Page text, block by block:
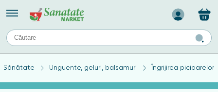
Назад
TIPURI DE TEN
Produse pentru ten mixt
Ten problematic
Sănătate Unguente, geluri, balsamuri Îngrijirea picioarelor